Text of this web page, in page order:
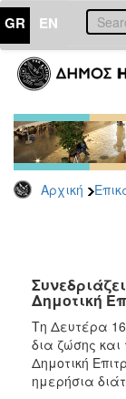
GR EN
Αρχική
ΕΠΙΚΑΙΡΟΤΗΤΑ
Τύπου
Αρχείο
2026
2025
2022
2021
2020
2019
2018
Δημοτική
Τη Δευτέρα 16
δια ζώσης
Δημοτική
ημερήσια